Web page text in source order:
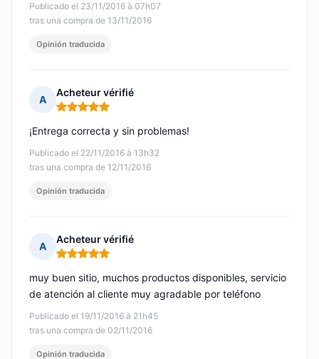
Publicado el 23/11/2016 à 07h07
tras una compra de 13/11/2016
Opinión traducida
A
Acheteur vérifié
Nota: 5 de 5
Publicado el 22/11/2016 à 13h32
tras una compra de 12/11/2016
¡Entrega correcta y sin problemas!
Opinión traducida
A
Acheteur vérifié
Nota: 5 de 5
Publicado el 19/11/2016 à 21h45
tras una compra de 02/11/2016
muy buen sitio, muchos productos disponibles, servicio
de atención al cliente muy agradable por teléfono
Opinión traducida